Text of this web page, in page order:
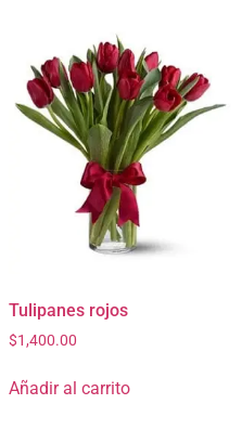
Tulipanes rojos
$1,400.00
Añadir al carrito